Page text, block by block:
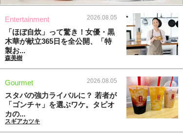
Entertainment 2026.08.05
「ほぼ自炊」って驚き！女優・黒
木華が献立365日を全公開、「特
製お...
森美樹
Gourmet 2026.08.05
スタバの強力ライバルに？ 若者が
「ゴンチャ」を選ぶワケ。タピオ
カの...
スギアカツキ